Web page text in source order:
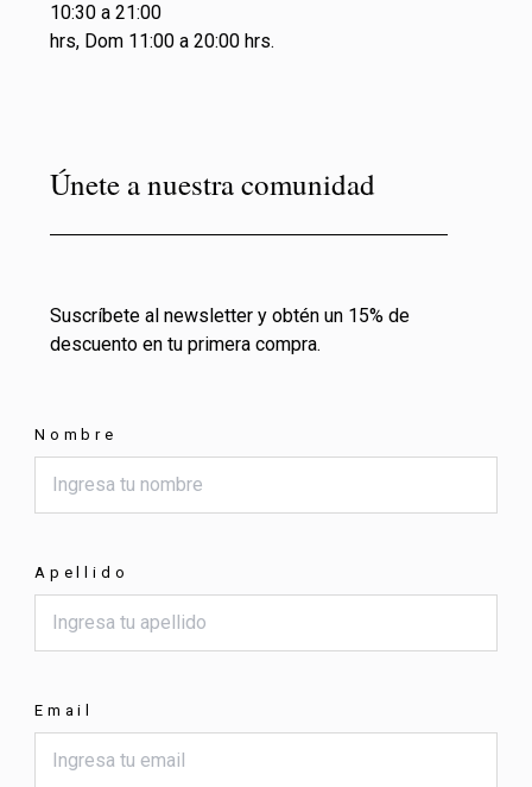
10:30 a 21:00
hrs, Dom 11:00 a 20:00 hrs.
Únete a nuestra comunidad
Suscríbete al newsletter y obtén un 15% de
descuento en tu primera compra.
Nombre
Apellido
Email